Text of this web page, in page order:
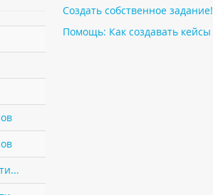
Создать собственное задание!
Помощь: Как создавать кейсы